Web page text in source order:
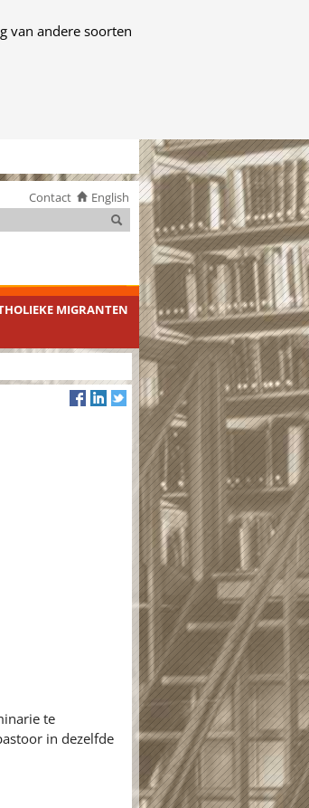
van andere soorten
Contact English
Zoeken
Zoeken
MIGRANTEN
te
in dezelfde